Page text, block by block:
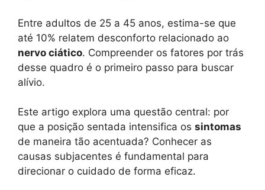
Entre adultos de 25 a 45 anos, estima-se que
até 10% relatem desconforto relacionado ao
nervo ciático. Compreender os fatores por trás
desse quadro é o primeiro passo para buscar
alívio.
Este artigo explora uma questão central: por
que a posição sentada intensifica os sintomas
de maneira tão acentuada? Conhecer as
causas subjacentes é fundamental para
direcionar o cuidado de forma eficaz.